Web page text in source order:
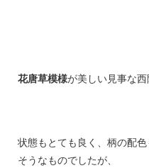
花唐草模様が美しい見事な西
状態もとても良く、柄の配
そうなものでしたが、